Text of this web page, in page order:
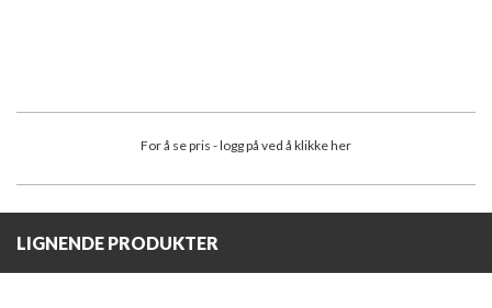
For å se pris - logg på ved å klikke her
LIGNENDE PRODUKTER